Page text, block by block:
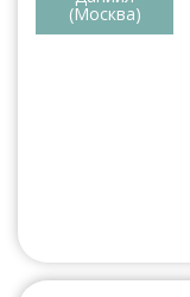
(Москва)